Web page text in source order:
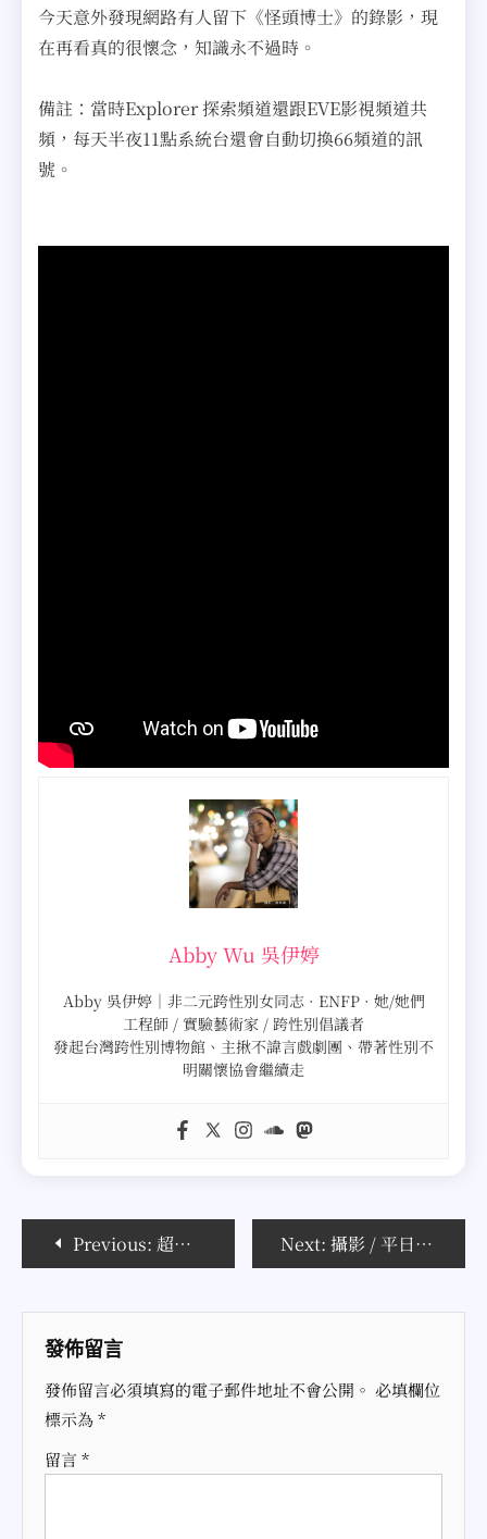
今天意外發現網路有人留下《怪頭博士》的錄影，現
在再看真的很懷念，知識永不過時。
備註：當時Explorer 探索頻道還跟EVE影視頻道共
頻，每天半夜11點系統台還會自動切換66頻道的訊
號。
Abby Wu 吳伊婷
Abby 吳伊婷｜非二元跨性別女同志 · ENFP · 她/她們
工程師 / 實驗藝術家 / 跨性別倡議者
發起台灣跨性別博物館、主揪不諱言戲劇團、帶著性別不
明關懷協會繼續走
導
覽
Previous: 超越兩千年的等待 Next: 攝影 / 平日晚上的內灣，拍起來好夢幻
發佈留言
發佈留言必須填寫的電子郵件地址不會公開。 必填欄位
標示為*
留言 *